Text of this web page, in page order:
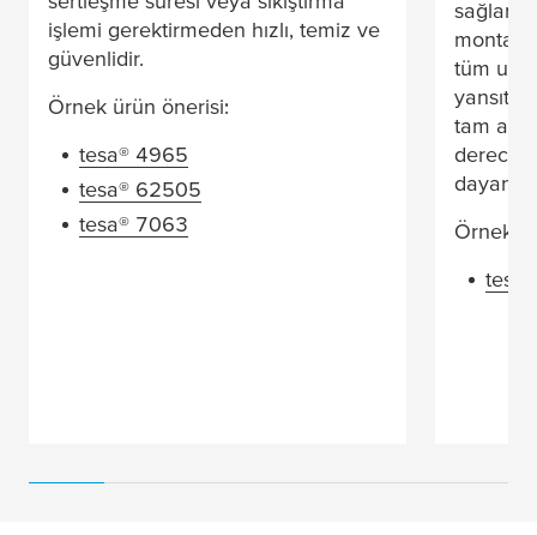
işlemi gerektirmeden hızlı, temiz ve
güvenlidir.
Örnek ürün önerisi:
tesa® 4965
tesa® 62505
tesa® 7063
montaj
tüm
tam
derece
Örnek
tesa